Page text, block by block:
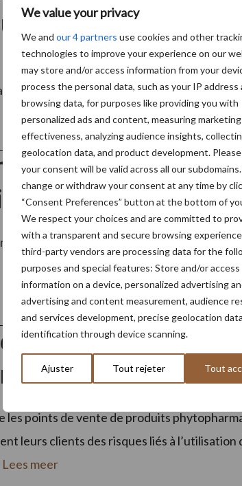
We value your privacy
We and our 4 partners use cookies and other
technologies to improve your experience on our
may store and/or access information from your
process the personal data, such as your IP address
browsing data, for purposes like providing you with
personalized ads and content, measuring
effectiveness, analyzing audience insights,
geolocation data, and product development.
your consent will be valid across all our subdomains.
change or withdraw your consent at any time by
“Consent Preferences” button at the bottom of
We respect your choices and are committed to
with a transparent and secure browsing
third-party vendors are processing data for the
purposes and special features: Store and/or access
information on a device, personalized advertising
advertising and content measurement, audience
and services development, precise geolocation
identification through device scanning.
Ajuster Tout rejeter Tout
caprins wallons
des Producteurs annonce la mise en place
issue des élevages wallons. Cette
équitable :
fois ‘Fairbruary’
'Fairbruary' de Fairtrade Belgium vise à
Le but est de mettre en avant la
obligations
et
les points de vente de produits
leurs clients des risques liés à
Lees meer